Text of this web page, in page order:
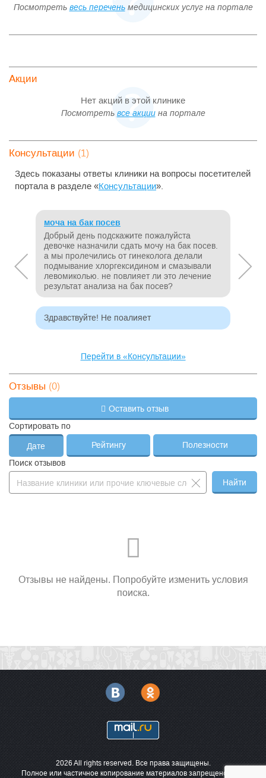
Посмотреть весь переченьмедицинских услуг на портале
Акции
Нет акций в этой клинике
Посмотреть все акциина портале
Консультации (1)
Здесь показаны ответы клиники на вопросы посетителей
портала в разделе «Консультации».
моча на бак посев
Добрый день подскажите пожалуйста
девочке назначили сдать мочу на бак посев.
а мы пролечились от гинеколога делали
подмывание хлоргексидином и смазывали
левомиколью. не повлияет ли это лечение
результат анализа на бак посев?
Здравствуйте! Не поалияет
Перейти в «Консультации»
Отзывы (0)
Оставить отзыв
Сортировать по
Дате Рейтингу
Полезности
Поиск отзывов
Найти
Отзывы не найдены. Попробуйте изменить условия
поиска.
2026 All rights reserved. Все права защищены.
Полное или частичное копирование материалов запрещено. При